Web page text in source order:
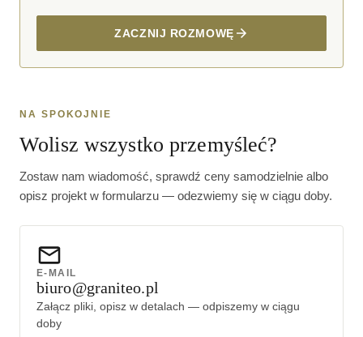
ZACZNIJ ROZMOWĘ
NA SPOKOJNIE
Wolisz wszystko przemyśleć?
Zostaw nam wiadomość, sprawdź ceny samodzielnie albo
opisz projekt w formularzu — odezwiemy się w ciągu doby.
E-MAIL
biuro@graniteo.pl
Załącz pliki, opisz w detalach — odpiszemy w ciągu
doby